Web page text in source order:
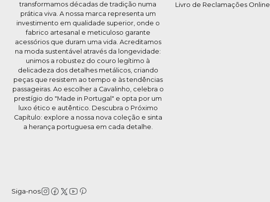
transformamos décadas de tradição numa
prática viva. A nossa marca representa um
investimento em qualidade superior, onde o
fabrico artesanal e meticuloso garante
acessórios que duram uma vida. Acreditamos
na moda sustentável através da longevidade:
unimos a robustez do couro legítimo à
delicadeza dos detalhes metálicos, criando
peças que resistem ao tempo e às tendências
passageiras. Ao escolher a Cavalinho, celebra o
prestígio do "Made in Portugal" e opta por um
luxo ético e autêntico. Descubra o Próximo
Capítulo: explore a nossa nova coleção e sinta
a herança portuguesa em cada detalhe.
Siga-nos
Livro de Reclamações Online